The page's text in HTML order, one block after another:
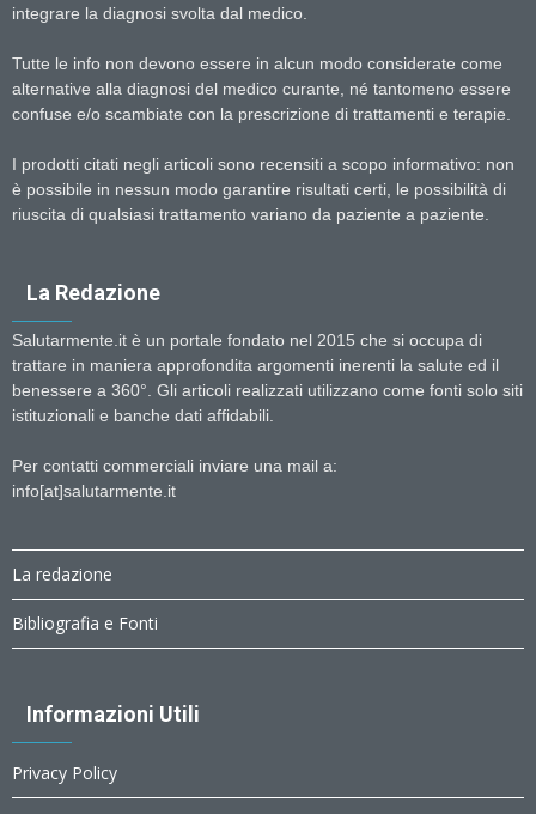
integrare la diagnosi svolta dal medico.
Tutte le info non devono essere in alcun modo considerate come
alternative alla diagnosi del medico curante, né tantomeno essere
confuse e/o scambiate con la prescrizione di trattamenti e terapie.
I prodotti citati negli articoli sono recensiti a scopo informativo: non
è possibile in nessun modo garantire risultati certi, le possibilità di
riuscita di qualsiasi trattamento variano da paziente a paziente.
La Redazione
Salutarmente.it è un portale fondato nel 2015 che si occupa di
trattare in maniera approfondita argomenti inerenti la salute ed il
benessere a 360°. Gli articoli realizzati utilizzano come fonti solo siti
istituzionali e banche dati affidabili.
Per contatti commerciali inviare una mail a:
info[at]salutarmente.it
La redazione
Bibliografia e Fonti
Informazioni Utili
Privacy Policy